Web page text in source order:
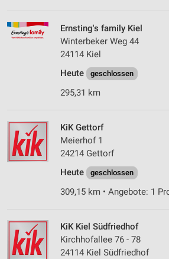
Ernsting's family Kiel
Winterbeker Weg 44
24114 Kiel
Heute
geschlossen
295,31 km
KiK Gettorf
Meierhof 1
24214 Gettorf
Heute
geschlossen
309,15 km • Angebote: 1
KiK Kiel Südfriedhof
Kirchhofallee 76 - 78
24114 Kiel Südfriedhof